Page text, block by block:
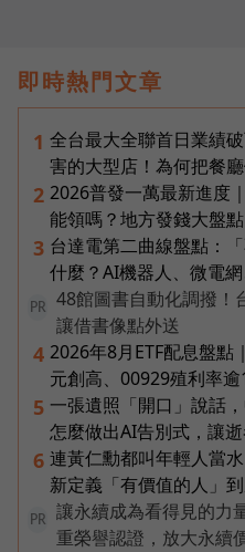
即時熱門文章
1 全台最大全聯首日業績
害的大型店！為何把餐
2 2026普發一萬最新進度
能領嗎？地方發錢大盤點
3 台達電第二曲線盤點：
什麼？AI機器人、微電
PR
48館圖書自動化調撥！
讓借書像點外送
4 2026年8月ETF配息盤點
元創高、00929殖利率逾
5 一張遺照「開口」說話
怎麼做出AI告別式，讓
6 連黃仁勳都叫年輕人當
新定義「有價值的人」
PR
讓永續成為看得見的力
重榮譽認證，放大永續